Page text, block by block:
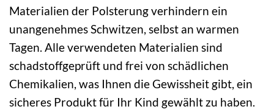
Materialien der Polsterung verhindern ein
unangenehmes Schwitzen, selbst an warmen
Tagen. Alle verwendeten Materialien sind
schadstoffgeprüft und frei von schädlichen
Chemikalien, was Ihnen die Gewissheit gibt, ein
sicheres Produkt für Ihr Kind gewählt zu haben.